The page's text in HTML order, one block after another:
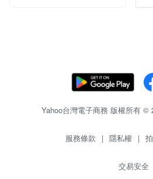
Yahoo台灣電子商務 版權所有 ©
服務條款 | 隱私權 |
交易安全